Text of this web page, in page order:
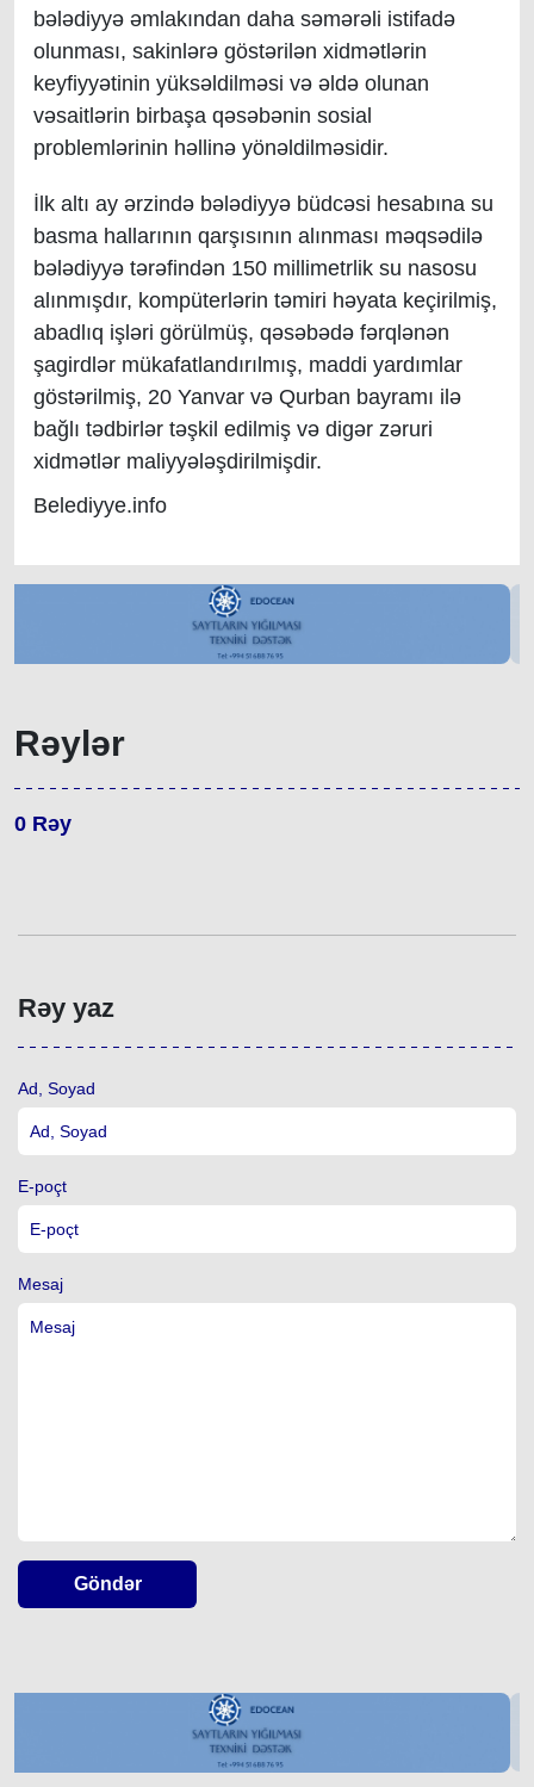
bələdiyyə əmlakından daha səmərəli istifadə
olunması, sakinlərə göstərilən xidmətlərin
keyfiyyətinin yüksəldilməsi və əldə olunan
vəsaitlərin birbaşa qəsəbənin sosial
problemlərinin həllinə yönəldilməsidir.
İlk altı ay ərzində bələdiyyə büdcəsi hesabına su
basma hallarının qarşısının alınması məqsədilə
bələdiyyə tərəfindən 150 millimetrlik su nasosu
alınmışdır, kompüterlərin təmiri həyata keçirilmiş,
abadlıq işləri görülmüş, qəsəbədə fərqlənən
şagirdlər mükafatlandırılmış, maddi yardımlar
göstərilmiş, 20 Yanvar və Qurban bayramı ilə
bağlı tədbirlər təşkil edilmiş və digər zəruri
xidmətlər maliyyələşdirilmişdir.
Belediyye.info
Rəylər
0 Rəy
Rəy yaz
Ad, Soyad
E-poçt
Mesaj
Göndər